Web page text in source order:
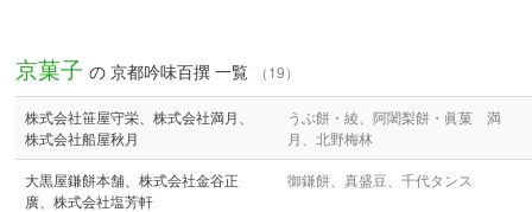
京菓子 の 京都吟味百撰 一覧 （19）
株式会社笹屋守栄、株式会社満月、
株式会社船屋秋月
うぶ餅・綾、阿闍梨餅・眞菓 満
月、北野梅林
大黒屋鎌餅本舗、株式会社金谷正
廣、株式会社塩芳軒
御鎌餅、真盛豆、千代タンス